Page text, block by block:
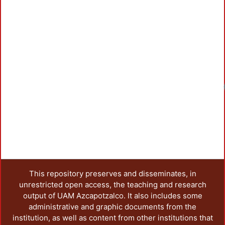
This repository preserves and disseminates, in
unrestricted open access, the teaching and research
output of UAM Azcapotzalco. It also includes some
administrative and graphic documents from the
institution, as well as content from other institutions that